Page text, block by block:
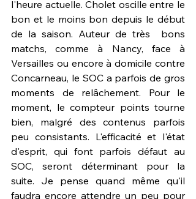
l'heure actuelle. Cholet oscille entre le
bon et le moins bon depuis le début
de la saison. Auteur de très  bons
matchs, comme à Nancy, face à
Versailles ou encore à domicile contre
Concarneau, le SOC a parfois de gros
moments de relâchement. Pour le
moment, le compteur points tourne
bien, malgré des contenus parfois
peu consistants. L'efficacité et l'état
d'esprit, qui font parfois défaut au
SOC, seront déterminant pour la
suite. Je pense quand même qu'il
faudra encore attendre un peu pour